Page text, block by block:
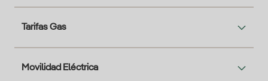
Tarifas Gas
Movilidad Eléctrica